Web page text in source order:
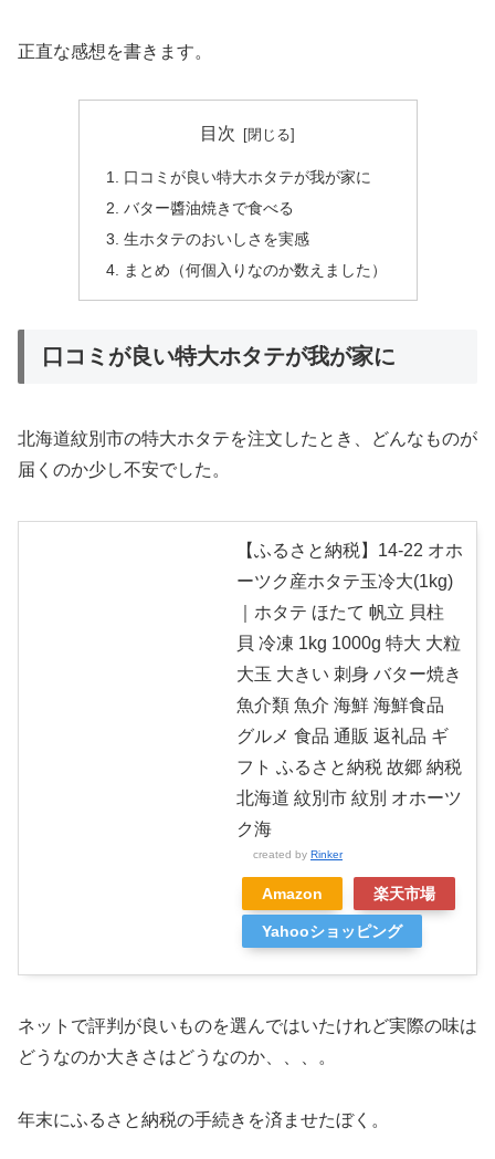
正直な感想を書きます。
目次
口コミが良い特大ホタテが我が家に
バター醬油焼きで食べる
生ホタテのおいしさを実感
まとめ（何個入りなのか数えました）
口コミが良い特大ホタテが我が家に
北海道紋別市の特大ホタテを注文したとき、どんなものが
届くのか少し不安でした。
【ふるさと納税】14-22 オホ
ーツク産ホタテ玉冷大(1kg)
｜ホタテ ほたて 帆立 貝柱
貝 冷凍 1kg 1000g 特大 大粒
大玉 大きい 刺身 バター焼き
魚介類 魚介 海鮮 海鮮食品
グルメ 食品 通販 返礼品 ギ
フト ふるさと納税 故郷 納税
北海道 紋別市 紋別 オホーツ
ク海
created by Rinker
Amazon 楽天市場
Yahooショッピング
ネットで評判が良いものを選んではいたけれど実際の味は
どうなのか大きさはどうなのか、、、。
年末にふるさと納税の手続きを済ませたぼく。